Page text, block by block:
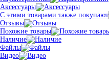
Аксессуары
С этими товарами также покупают
Отзывы
Похожие товары
Наличие
Файлы
Видео